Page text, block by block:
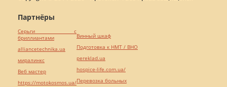
Партнёры
Серьги с
бриллиантами
alliancetechnika.ua
миралинкс
Веб мастер
https://motokosmos.ua/
Винный шкаф
Подготовка к НМТ / ВНО
pereklad.ua
hospice-life.com.ua/
Перевозка больных